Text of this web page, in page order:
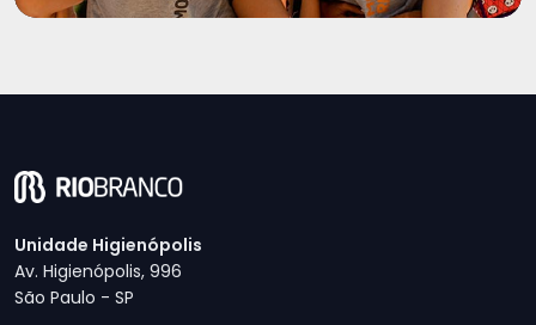
Unidade Higienópolis
Av. Higienópolis, 996
São Paulo - SP